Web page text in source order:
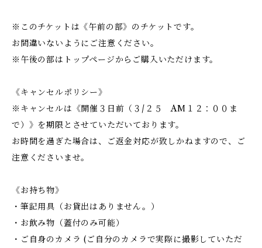
※このチケットは《午前の部》のチケットです。
お間違いないようにご注意ください。
※午後の部はトップページからご購入いただけます。
《キャンセルポリシー》
※キャンセルは《開催３日前（３/２５ AM１２：００ま
で）》を期限とさせていただいております。
お時間を過ぎた場合は、ご返金対応が致しかねますので、ご
注意くださいませ。
《お持ち物》
・筆記用具（お貸出はありません。）
・お飲み物（蓋付のみ可能）
・ご自身のカメラ (ご自分のカメラで実際に撮影していただ